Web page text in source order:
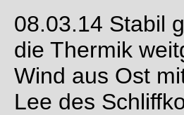
08.03.14 Stabil
die Thermik
Wind aus Ost
Lee des